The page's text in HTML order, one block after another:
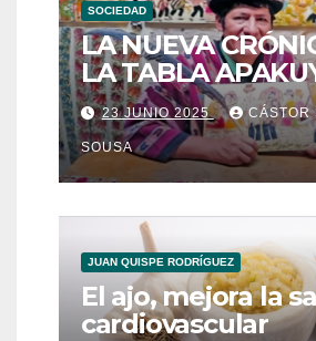
SOCIEDAD
LA NUEVA
LA TABLA
23 JUNIO 2025 CÁSTOR
SOUSA
JUAN QUISPE RODRÍGUEZ
El ajo, mejora la
cardiovascular